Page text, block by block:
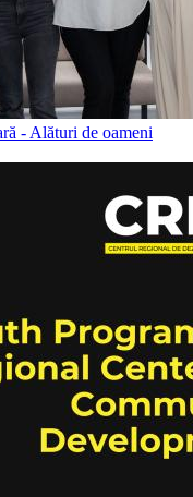
- Alături de oameni